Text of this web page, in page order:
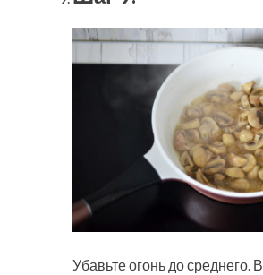
Убавьте огонь до среднего. В